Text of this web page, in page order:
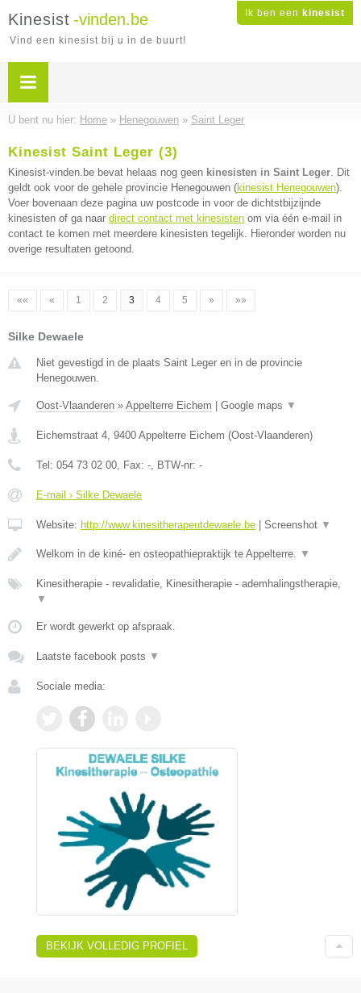
Ik ben een kinesist
Kinesist -vinden.be
Vind een kinesist bij u in de buurt!
U bent nu hier: Home » Henegouwen » Saint Leger
Kinesist Saint Leger (3)
Kinesist-vinden.be bevat helaas nog geen kinesisten in Saint Leger. Dit
geldt ook voor de gehele provincie Henegouwen (kinesist Henegouwen).
Voer bovenaan deze pagina uw postcode in voor de dichtstbijzijnde
kinesisten of ga naar direct contact met kinesisten om via één e-mail in
contact te komen met meerdere kinesisten tegelijk. Hieronder worden nu
overige resultaten getoond.
«« « 1 2 3 4 5 » »»
Silke Dewaele
Niet gevestigd in de plaats Saint Leger en in de provincie
Henegouwen.
Oost-Vlaanderen » Appelterre Eichem Google maps ▼
Eichemstraat 4, 9400 Appelterre Eichem (Oost-Vlaanderen)
Tel: 054 73 02 00, Fax: -, BTW-nr: -
E-mail › Silke Dewaele
Website: http://www.kinesitherapeutdewaele.be Screenshot ▼
Welkom in de kiné- en osteopathiepraktijk te Appelterre. ▼
Kinesitherapie - revalidatie, Kinesitherapie - ademhalingstherapie,
▼
Er wordt gewerkt op afspraak.
Laatste facebook posts ▼
Sociale media:
BEKIJK VOLLEDIG PROFIEL